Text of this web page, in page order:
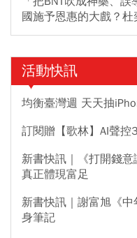
國施予恩惠的大戲？
活動快訊
均衡臺灣週 天天抽
訂閱贈【歌林】AI聲控
新書快訊｜《打開錢
真正體現富足
新書快訊｜謝富旭《
身筆記